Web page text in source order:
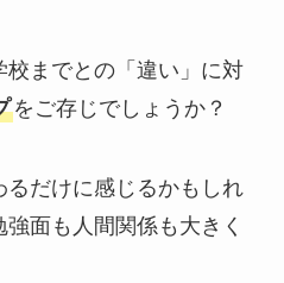
までとの「違い」に対
をご存じでしょうか？
だけに感じるかもしれ
面も人間関係も大きく